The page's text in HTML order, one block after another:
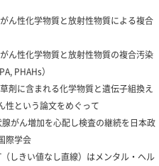
ん性化学物質と放射性物質による複合
ん性化学物質と放射性物質の複合汚染
PHAHs）
剤に含まれる化学物質と遺伝子組換え
性という論文をめぐって
がん増加を心配し検査の継続を日本政
際学会
しきい値なし直線）はメンタル・ヘル